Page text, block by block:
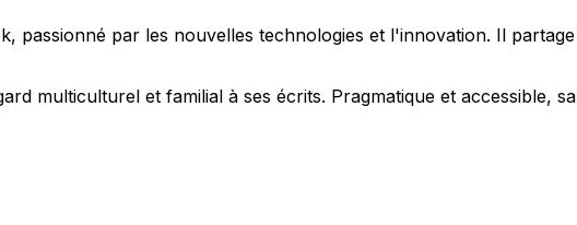
passionné par les nouvelles technologies et l'innovation. Il
multiculturel et familial à ses écrits. Pragmatique et accessible,